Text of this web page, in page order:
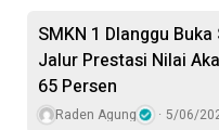
SMKN 1 Dlanggu
Jalur Prestasi Nilai
65 Persen
Raden Agung 5/06/